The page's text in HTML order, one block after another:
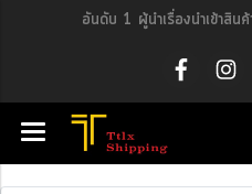
อันดับ 1 ผู้นำเรื่องนำเข้าสิน